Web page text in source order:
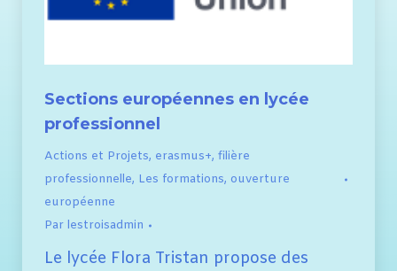
Sections européennes en lycée
professionnel
Actions et Projets, erasmus+, filière
professionnelle, Les formations, ouverture
européenne
Par lestroisadmin
Le lycée Flora Tristan propose des